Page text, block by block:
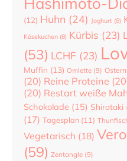
(12) Huhn (24) Joghurt (8)
Käsekuchen (8) Kürbis (23)
(53) LCHF (23)
Muffin (13) Omlette (9) Ostern
(20) Reine Proteine
(20) Restart weiße
Schokolade (15) Shirataki
(17) Tagesplan (11)
Vegetarisch (18)
(59) Zentangle (9)